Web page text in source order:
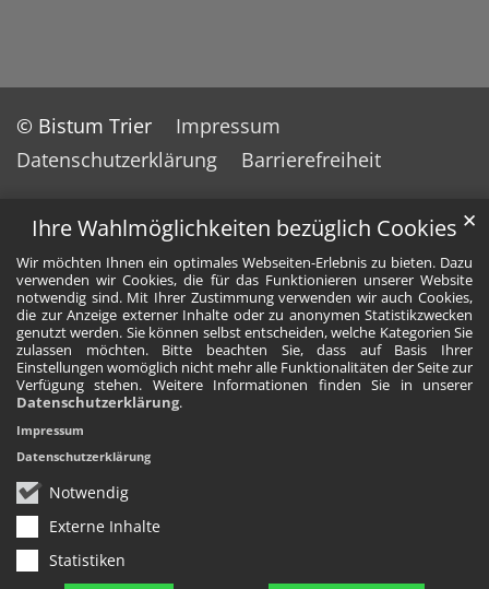
Ihre Wahlmöglichkeiten bezüglich Cookies
Wir möchten Ihnen ein optimales Webseiten-Erlebnis zu bieten. Dazu
verwenden wir Cookies, die für das Funktionieren unserer Website
notwendig sind. Mit Ihrer Zustimmung verwenden wir auch Cookies,
die zur Anzeige externer Inhalte oder zu anonymen Statistikzwecken
genutzt werden. Sie können selbst entscheiden, welche Kategorien Sie
zulassen möchten. Bitte beachten Sie, dass auf Basis Ihrer
Einstellungen womöglich nicht mehr alle Funktionalitäten der Seite zur
Verfügung stehen. Weitere Informationen finden Sie in unserer
Datenschutzerklärung.
Notwendig
Externe Inhalte
Statistiken
✕
Impressum
Datenschutzerklärung
© Bistum Trier
Impressum
Datenschutzerklärung
Barrierefreiheit